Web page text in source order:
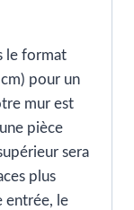
le format
pour un
mur est
pièce
sera
plus
entrée, le